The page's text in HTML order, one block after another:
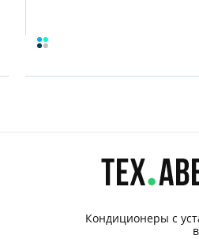
Кондиционеры с